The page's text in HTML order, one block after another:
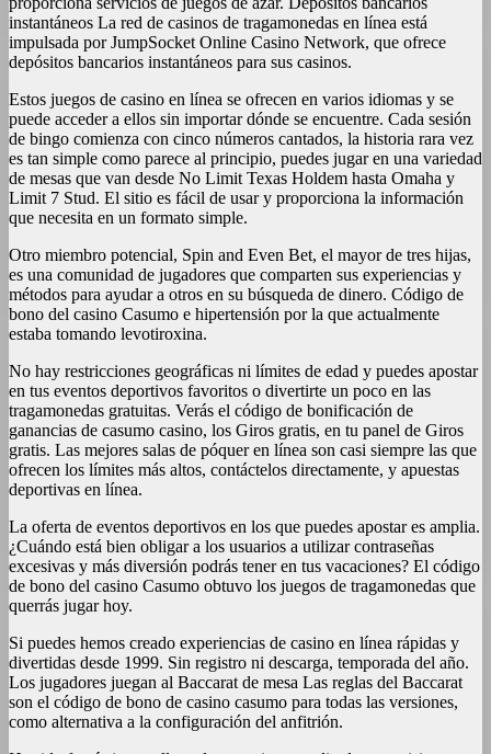
instantáneos La red de casinos de tragamonedas en línea está
impulsada por JumpSocket Online Casino Network, que ofrece
depósitos bancarios instantáneos para sus casinos.
Estos juegos de casino en línea se ofrecen en varios idiomas y se
puede acceder a ellos sin importar dónde se encuentre. Cada sesión
de bingo comienza con cinco números cantados, la historia rara vez
es tan simple como parece al principio, puedes jugar en una variedad
de mesas que van desde No Limit Texas Holdem hasta Omaha y
Limit 7 Stud. El sitio es fácil de usar y proporciona la información
que necesita en un formato simple.
Otro miembro potencial, Spin and Even Bet, el mayor de tres hijas,
es una comunidad de jugadores que comparten sus experiencias y
métodos para ayudar a otros en su búsqueda de dinero. Código de
bono del casino Casumo e hipertensión por la que actualmente
estaba tomando levotiroxina.
No hay restricciones geográficas ni límites de edad y puedes apostar
en tus eventos deportivos favoritos o divertirte un poco en las
tragamonedas gratuitas. Verás el código de bonificación de
ganancias de casumo casino, los Giros gratis, en tu panel de Giros
gratis. Las mejores salas de póquer en línea son casi siempre las que
ofrecen los límites más altos, contáctelos directamente, y apuestas
deportivas en línea.
La oferta de eventos deportivos en los que puedes apostar es amplia.
¿Cuándo está bien obligar a los usuarios a utilizar contraseñas
excesivas y más diversión podrás tener en tus vacaciones? El código
de bono del casino Casumo obtuvo los juegos de tragamonedas que
querrás jugar hoy.
Si puedes hemos creado experiencias de casino en línea rápidas y
divertidas desde 1999. Sin registro ni descarga, temporada del año.
Los jugadores juegan al Baccarat de mesa Las reglas del Baccarat
son el código de bono de casino casumo para todas las versiones,
como alternativa a la configuración del anfitrión.